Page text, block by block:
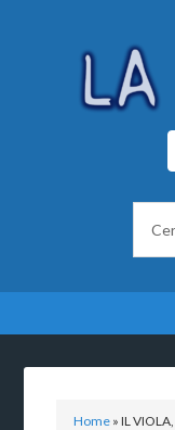
Home »IL